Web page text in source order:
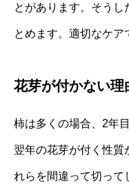
とがあります。そうし
とめます。適切なケア
花芽が付かない理
柿は多くの場合、2年
翌年の花芽が付く性質
れらを間違って切って